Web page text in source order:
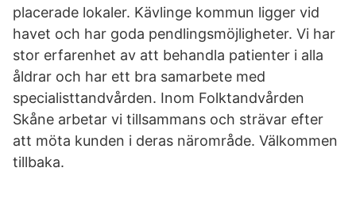
placerade lokaler. Kävlinge kommun ligger vid
havet och har goda pendlingsmöjligheter. Vi har
stor erfarenhet av att behandla patienter i alla
åldrar och har ett bra samarbete med
specialisttandvården. Inom Folktandvården
Skåne arbetar vi tillsammans och strävar efter
att möta kunden i deras närområde. Välkommen
tillbaka.